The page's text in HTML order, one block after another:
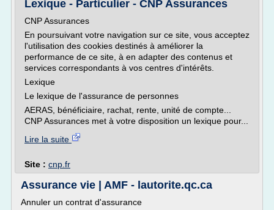
Lexique - Particulier - CNP Assurances
CNP Assurances
En poursuivant votre navigation sur ce site, vous acceptez
l'utilisation des cookies destinés à améliorer la
performance de ce site, à en adapter des contenus et
services correspondants à vos centres d'intérêts.
Lexique
Le lexique de l'assurance de personnes
AERAS, bénéficiaire, rachat, rente, unité de compte...
CNP Assurances met à votre disposition un lexique pour...
Lire la suite
Site : cnp.fr
Assurance vie | AMF - lautorite.qc.ca
Annuler un contrat d'assurance